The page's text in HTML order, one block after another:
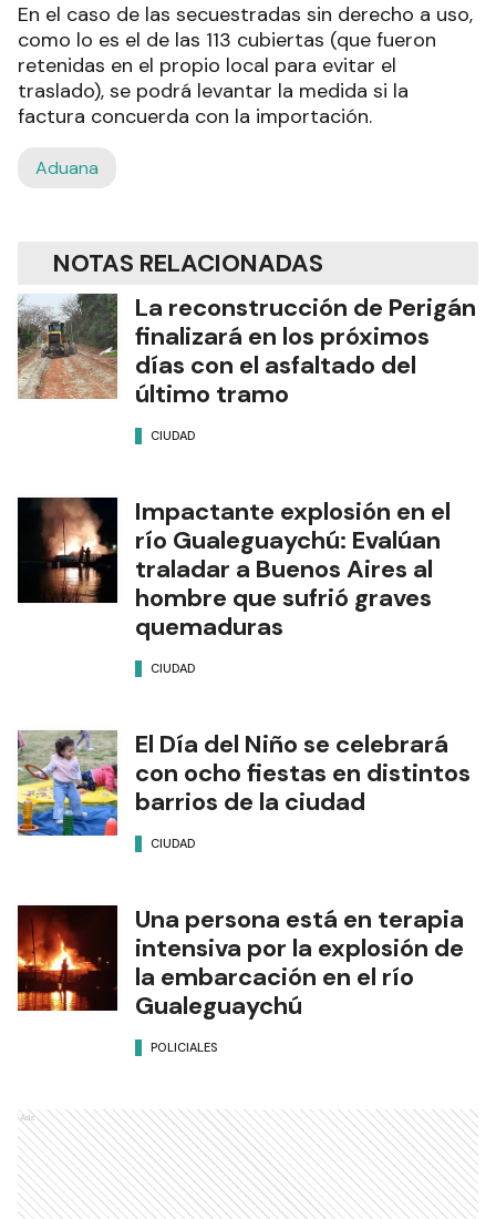
En el caso de las secuestradas sin derecho a uso,
como lo es el de las 113 cubiertas (que fueron
retenidas en el propio local para evitar el
traslado), se podrá levantar la medida si la
factura concuerda con la importación.
Aduana
NOTAS RELACIONADAS
La reconstrucción de Perigán
finalizará en los próximos
días con el asfaltado del
último tramo
CIUDAD
Impactante explosión en el
río Gualeguaychú: Evalúan
traladar a Buenos Aires al
hombre que sufrió graves
quemaduras
CIUDAD
El Día del Niño se celebrará
con ocho fiestas en distintos
barrios de la ciudad
CIUDAD
Una persona está en terapia
intensiva por la explosión de
la embarcación en el río
Gualeguaychú
POLICIALES
Ads